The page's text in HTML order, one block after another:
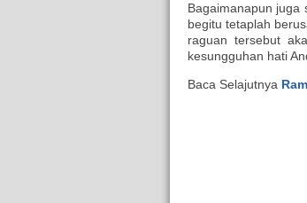
Bagaimanapun juga
begitu tetaplah
raguan tersebut
kesungguhan hati
Baca Selajutnya